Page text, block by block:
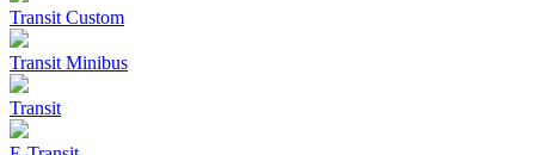
Transit Custom
Transit Minibus
Transit